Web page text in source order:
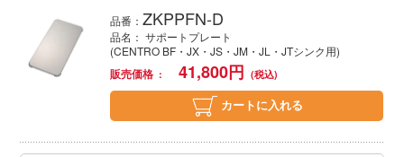
品番：ZKPPFN-D
品名： サポートプレート
(CENTRO BF・JX・JS・JM・JL・JTシンク用)
販売価格
41,800円
カートに入れる